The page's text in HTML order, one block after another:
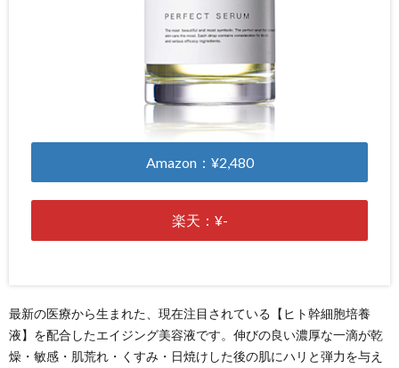
Amazon：¥2,480
楽天：¥-
最新の医療から生まれた、現在注目されている【ヒト幹細胞培養
液】を配合したエイジング美容液です。伸びの良い濃厚な一滴が乾
燥・敏感・肌荒れ・くすみ・日焼けした後の肌にハリと弾力を与え